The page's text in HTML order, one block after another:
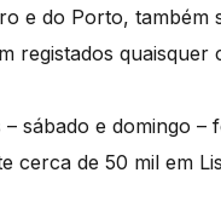
e do Porto, também
registados quaisquer
– sábado e domingo
cerca de 50 mil em